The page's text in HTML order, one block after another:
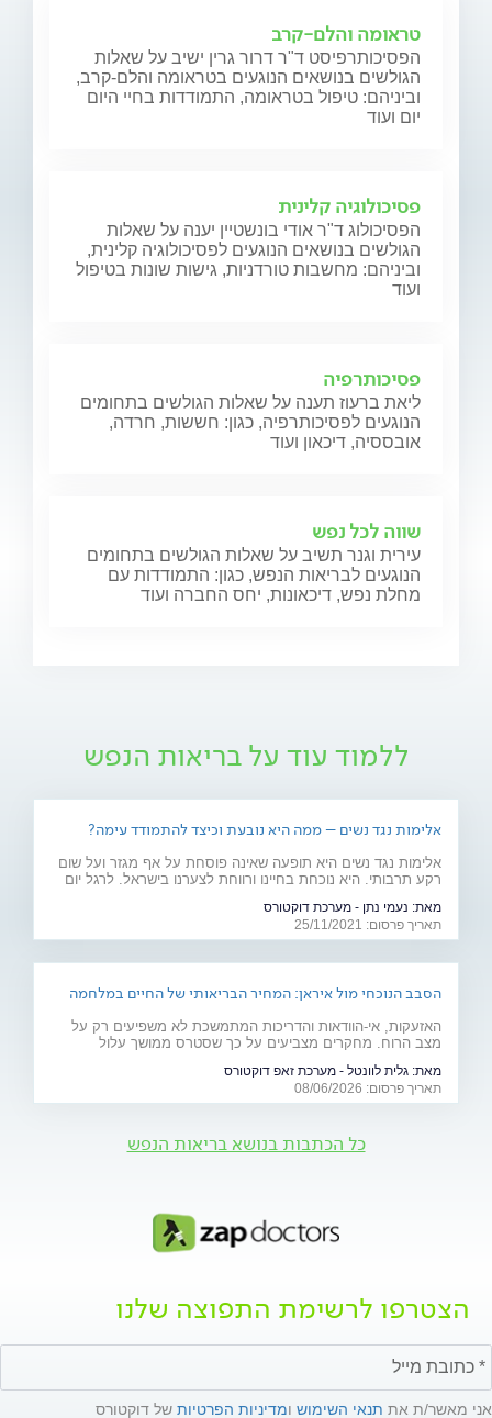
טראומה והלם-קרב
הפסיכותרפיסט ד"ר דרור גרין ישיב על שאלות
הגולשים בנושאים הנוגעים בטראומה והלם-קרב,
וביניהם: טיפול בטראומה, התמודדות בחיי היום
יום ועוד
פסיכולוגיה קלינית
הפסיכולוג ד"ר אודי בונשטיין יענה על שאלות
הגולשים בנושאים הנוגעים לפסיכולוגיה קלינית,
וביניהם: מחשבות טורדניות, גישות שונות בטיפול
ועוד
פסיכותרפיה
ליאת ברעוז תענה על שאלות הגולשים בתחומים
הנוגעים לפסיכותרפיה, כגון: חששות, חרדה,
אובססיה, דיכאון ועוד
שווה לכל נפש
עירית וגנר תשיב על שאלות הגולשים בתחומים
הנוגעים לבריאות הנפש, כגון: התמודדות עם
מחלת נפש, דיכאונות, יחס החברה ועוד
ללמוד עוד על בריאות הנפש
אלימות נגד נשים – ממה היא נובעת וכיצד להתמודד עימה?
אלימות נגד נשים היא תופעה שאינה פוסחת על אף מגזר ועל שום
רקע תרבותי. היא נוכחת בחיינו ורווחת לצערנו בישראל. לרגל יום
מרצה באוניברסיטת בר אילן ומחבר הספר "גברים מדברים
אלימות", מסביר את הגורמים לה
מאת: נעמי נתן - מערכת דוקטורס
תאריך פרסום: 25/11/2021
הסבב הנוכחי מול איראן: המחיר הבריאותי של החיים במלחמה
האזעקות, אי-הוודאות והדריכות המתמשכת לא משפיעים רק על
מצב הרוח. מחקרים מצביעים על כך שסטרס ממושך עלול
מהלב ועד העור, אילו תופעות בריאותיות עלולות להתגבר בתקופות
של מתיחות ביטחונית ומה ניתן לעשות כדי לשמור על הבריאות
מאת: גלית לוונטל - מערכת זאפ דוקטורס
תאריך פרסום: 08/06/2026
כל הכתבות בנושא בריאות הנפש
הצטרפו לרשימת התפוצה שלנו
אני מאשר/ת את תנאי השימוש ומדיניות הפרטיות של דוקטורס